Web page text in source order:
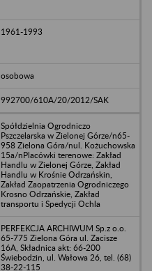
1961-1993
osobowa
992700/610A/20/2012/SAK
Spółdzielnia Ogrodniczo
Pszczelarska w Zielonej Górze/n65-
958 Zielona Góra/nul. Kożuchowska
15a/nPlacówki terenowe: Zakład
Handlu w Zielonej Górze, Zakład
Handlu w Krośnie Odrzańskin,
Zakład Zaopatrzenia Ogrodniczego
Krosno Odrzańskie, Zakład
transportu i Spedycji Ochla
PERFEKCJA ARCHIWUM Sp.z o.o.
65-775 Zielona Góra ul. Zacisze
16A, Składnica akt: 66-200
Świebodzin, ul. Wałowa 26, tel. (68)
38-22-115